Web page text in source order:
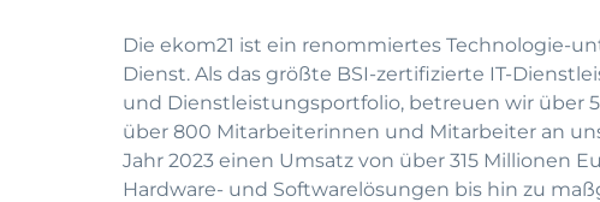
Die ekom21 ist ein renommiertes Technologie-
Dienst. Als das größte BSI-zertifizierte IT-
und Dienstleistungsportfolio, betreuen wir über
über 800 Mitarbeiterinnen und Mitarbeiter an
Jahr 2023 einen Umsatz von über 315 Millionen
Hardware- und Softwarelösungen bis hin zu